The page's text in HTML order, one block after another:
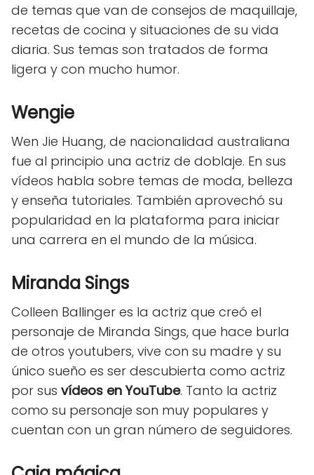
de temas que van de consejos de maquillaje,
recetas de cocina y situaciones de su vida
diaria. Sus temas son tratados de forma
ligera y con mucho humor.
Wengie
Wen Jie Huang, de nacionalidad australiana
fue al principio una actriz de doblaje. En sus
vídeos habla sobre temas de moda, belleza
y enseña tutoriales. También aprovechó su
popularidad en la plataforma para iniciar
una carrera en el mundo de la música.
Miranda Sings
Colleen Ballinger es la actriz que creó el
personaje de Miranda Sings, que hace burla
de otros youtubers, vive con su madre y su
único sueño es ser descubierta como actriz
por sus vídeos en YouTube. Tanto la actriz
como su personaje son muy populares y
cuentan con un gran número de seguidores.